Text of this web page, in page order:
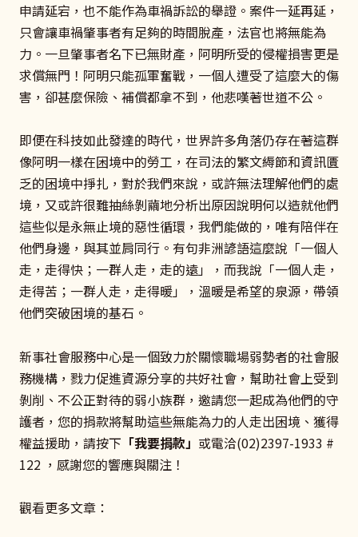
申請延宕，也不能作為車禍訴訟的舉證。案件一延再延，
只會讓車禍肇事者有足夠的時間脫產，法官也將無能為
力。一旦肇事者名下已無財產，阿明所受的侵權損害更是
求償無門！阿明只能孤軍奮戰，一個人遭受了這麼大的傷
害，卻甚麼保險、補償都拿不到，他悲嘆著世道不公。
即便在科技如此發達的時代，世界許多角落仍存在著這群
像阿明一樣在困境中的勞工，在司法的繁文縟節和資訊匱
乏的困境中掙扎，對於我們來說，或許無法理解他們的處
境，又或許很難抽絲剝繭地分析出原因說明何以造就他們
這些似是永無止境的惡性循環，我們能做的，唯有陪伴在
他們身邊，與其並肩同行。有句非洲諺語這麼說「一個人
走，走得快；一群人走，走的遠」，而我說「一個人走，
走得苦；一群人走，走得暖」，溫暖是希望的泉源，帶領
他們突破困境的基石。
新事社會服務中心是一個致力於關懷職場弱勢者的社會服
務機構，戮力促進資源分享的共好社會，幫助社會上受到
剝削、不公正對待的弱小族群，邀請您一起成為他們的守
護者，您的捐款將幫助這些無能為力的人走出困境、獲得
權益援助，請按下 「我要捐款」 或電洽(02)2397-1933 #
122 ，感謝您的響應與關注！
觀看更多文章：